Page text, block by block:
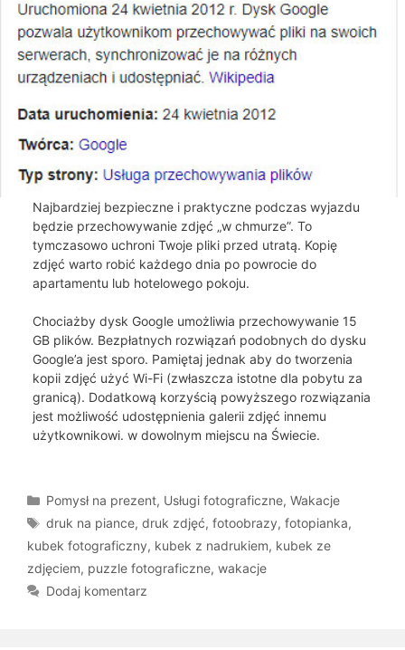
Najbardziej bezpieczne i praktyczne podczas wyjazdu
będzie przechowywanie zdjęć „w chmurze”. To
tymczasowo uchroni Twoje pliki przed utratą. Kopię
zdjęć warto robić każdego dnia po powrocie do
apartamentu lub hotelowego pokoju.
Chociażby dysk Google umożliwia przechowywanie 15
GB plików. Bezpłatnych rozwiązań podobnych do dysku
Google’a jest sporo. Pamiętaj jednak aby do tworzenia
kopii zdjęć użyć Wi-Fi (zwłaszcza istotne dla pobytu za
granicą). Dodatkową korzyścią powyższego rozwiązania
jest możliwość udostępnienia galerii zdjęć innemu
użytkownikowi. w dowolnym miejscu na Świecie.
Kategorie
Pomysł na prezent, Usługi fotograficzne,Wakacje
Tagi
druk na piance,druk zdjęć,fotoobrazy,fotopianka,
kubek fotograficzny, kubek z nadrukiem, kubek ze
zdjęciem, puzzle fotograficzne, wakacje
Dodaj komentarz